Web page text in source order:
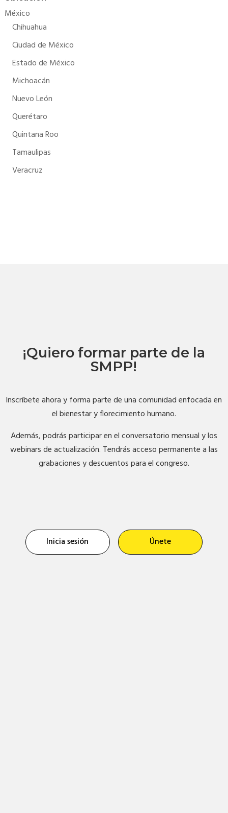
México
Chihuahua
Ciudad de México
Estado de México
Michoacán
Nuevo León
Querétaro
Quintana Roo
Tamaulipas
Veracruz
¡Quiero formar parte de la
SMPP!
Inscríbete ahora y forma parte de una comunidad enfocada en
el bienestar y florecimiento humano.
Además, podrás participar en el conversatorio mensual y los
webinars de actualización. Tendrás acceso permanente a las
grabaciones y descuentos para el congreso.
Inicia sesión Únete